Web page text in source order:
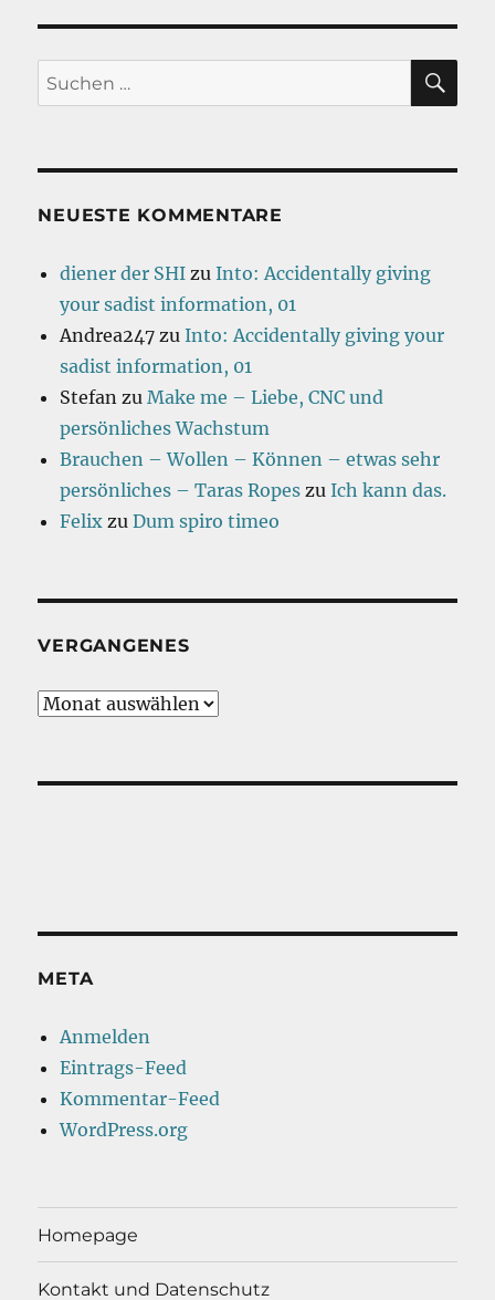
Suchen
nach:
NEUESTE KOMMENTARE
diener der SHI zuInto: Accidentally giving
your sadist information, 01
Andrea247 zuInto: Accidentally giving your
sadist information, 01
Stefan zuMake me – Liebe, CNC und
persönliches Wachstum
Brauchen – Wollen – Können – etwas sehr
persönliches – Taras Ropes zuIch kann das.
Felix zuDum spiro timeo
VERGANGENES
Vergangenes
META
Anmelden
Eintrags-Feed
Kommentar-Feed
WordPress.org
Homepage
Kontakt und Datenschutz